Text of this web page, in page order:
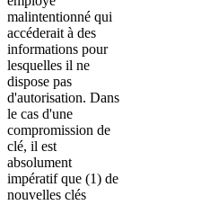
malintentionné qui
accéderait à des
informations pour
lesquelles il ne
dispose pas
d'autorisation. Dans
le cas d'une
compromission de
clé, il est
absolument
impératif que (1) de
nouvelles clés